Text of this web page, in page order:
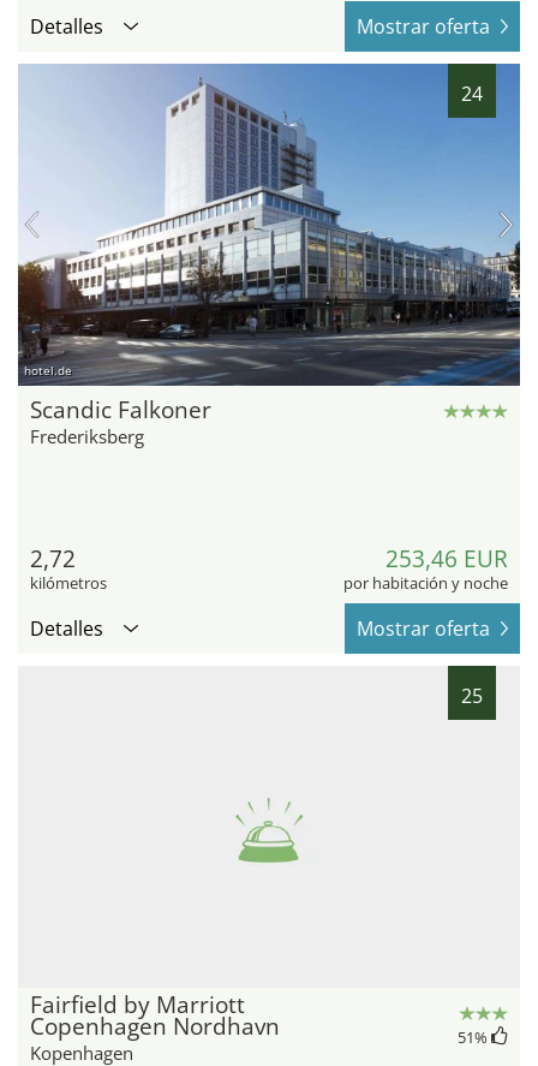
Detalles Mostrar oferta
24
hotel.de
Scandic Falkoner
Frederiksberg
2,72
kilómetros
253,46 EUR
por habitación y noche
Detalles Mostrar oferta
25
Fairfield by Marriott
Copenhagen Nordhavn
Kopenhagen
51%